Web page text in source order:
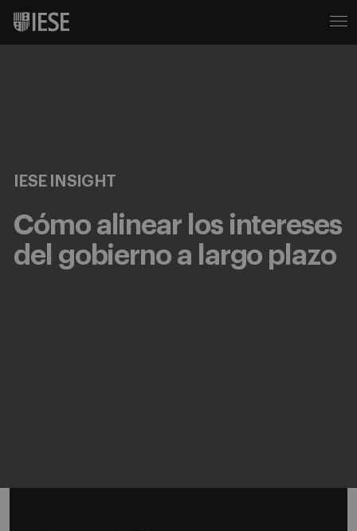
IESE INSIGHT
Cómo alinear los intereses
del gobierno a largo plazo